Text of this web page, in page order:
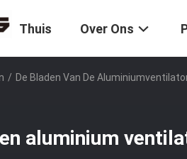
Thuis Over Ons
/ De Bladen Van De
aluminium